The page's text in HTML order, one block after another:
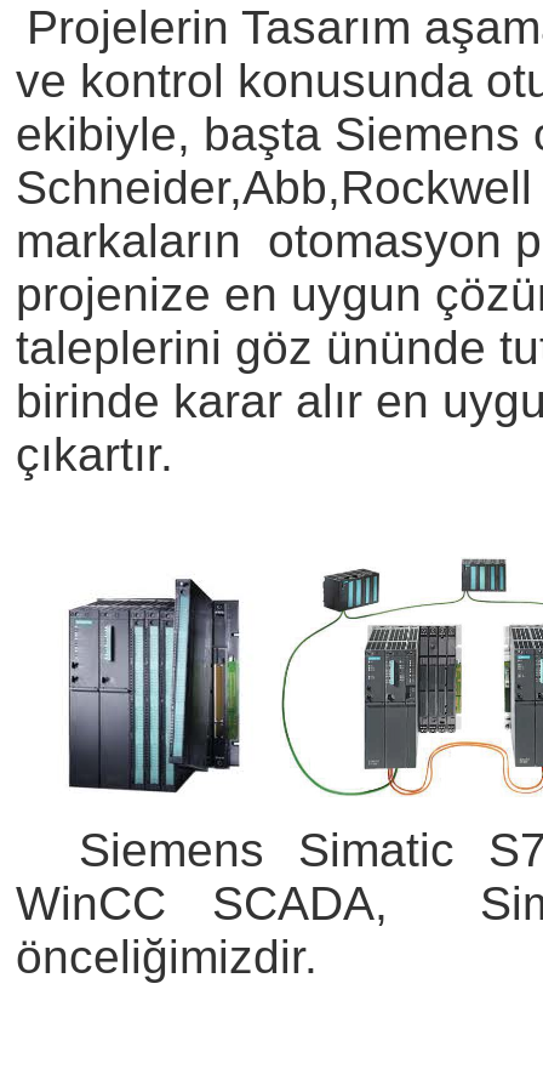
Projelerin Tasarım
ve kontrol konusunda
ekibiyle, başta Siemens
markaların otomasyon
projenize en uygun
taleplerini göz ününde
birinde karar alır en
çıkartır.
Siemens Simatic
WinCC SCADA,
önceliğimizdir.